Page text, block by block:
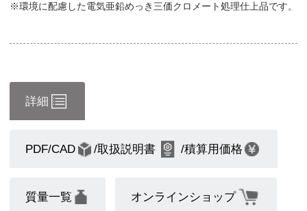
※環境に配慮した電気亜鉛めっき三価クロメート処理仕上品です。
詳細
PDF/CAD /取扱説明書 /積算用価格
質量一覧 オンラインショップ